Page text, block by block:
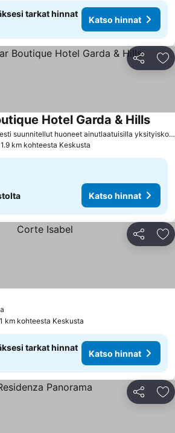
tarkat hinnat
Katso hinnat
Jaa
Huolellisesti suunnitellut huoneet ainutlaatuisilla yksityiskohdilla
Hotel Garda & Hills
1.9 km kohteesta Keskusta
Katso hinnat
Jaa
km kohteesta Keskusta
tarkat hinnat
Katso hinnat
Jaa